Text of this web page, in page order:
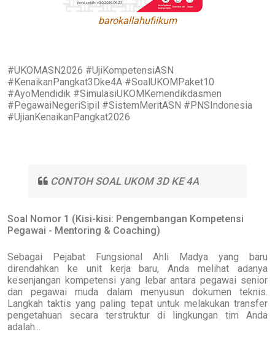
barokallahufiikum
#UKOMASN2026 #UjiKompetensiASN
#KenaikanPangkat3Dke4A #SoalUKOMPaket10
#AyoMendidik #SimulasiUKOMKemendikdasmen
#PegawaiNegeriSipil #SistemMeritASN #PNSIndonesia
#UjianKenaikanPangkat2026
CONTOH SOAL UKOM 3D KE 4A
Soal Nomor 1 (Kisi-kisi: Pengembangan Kompetensi
Pegawai - Mentoring & Coaching)
Sebagai Pejabat Fungsional Ahli Madya yang baru
direndahkan ke unit kerja baru, Anda melihat adanya
kesenjangan kompetensi yang lebar antara pegawai senior
dan pegawai muda dalam menyusun dokumen teknis.
Langkah taktis yang paling tepat untuk melakukan transfer
pengetahuan secara terstruktur di lingkungan tim Anda
adalah...